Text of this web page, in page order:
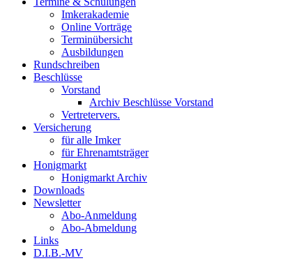
Imkerakademie
Online Vorträge
Terminübersicht
Ausbildungen
Rundschreiben
Beschlüsse
Vorstand
Archiv Beschlüsse Vorstand
Vertretervers.
Versicherung
für alle Imker
für Ehrenamtsträger
Honigmarkt
Honigmarkt Archiv
Downloads
Newsletter
Abo-Anmeldung
Abo-Abmeldung
Links
D.I.B.-MV